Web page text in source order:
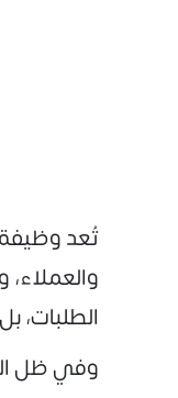
الطلبات،
وفي ظل